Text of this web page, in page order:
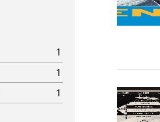
1
1
1